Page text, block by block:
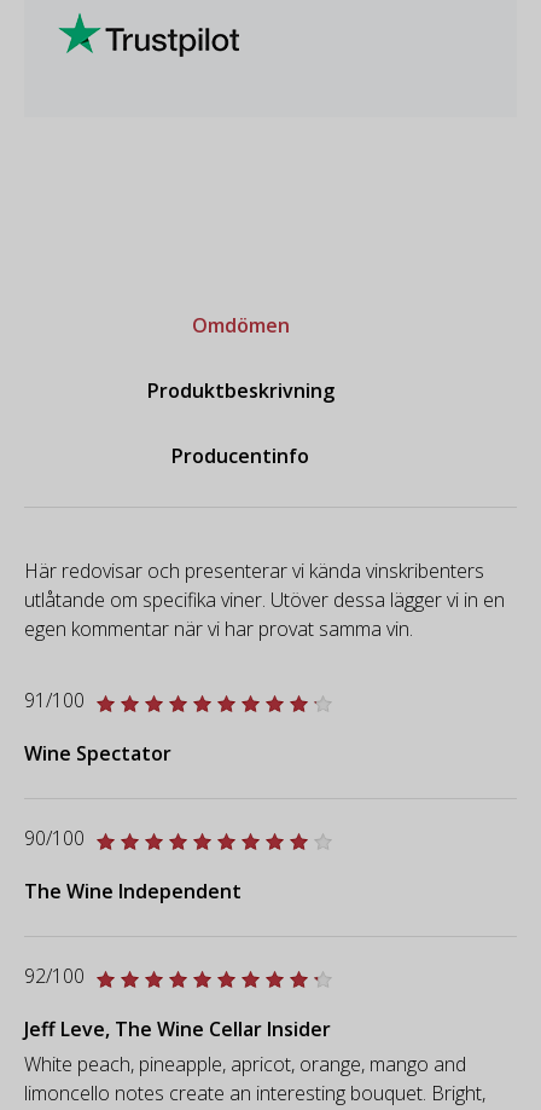
Omdömen
Produktbeskrivning
Producentinfo
Här redovisar och presenterar vi kända vinskribenters
utlåtande om specifika viner. Utöver dessa lägger vi in en
egen kommentar när vi har provat samma vin.
91/100
Wine Spectator
90/100
The Wine Independent
92/100
Jeff Leve, The Wine Cellar Insider
White peach, pineapple, apricot, orange, mango and
limoncello notes create an interesting bouquet. Bright,